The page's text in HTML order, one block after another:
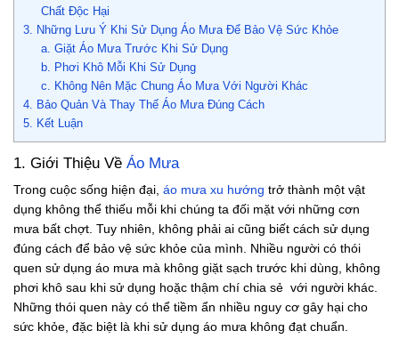
Chất Độc Hại
3. Những Lưu Ý Khi Sử Dụng Áo Mưa Để Bảo Vệ Sức Khỏe
a. Giặt Áo Mưa Trước Khi Sử Dụng
b. Phơi Khô Mỗi Khi Sử Dụng
c. Không Nên Mặc Chung Áo Mưa Với Người Khác
4. Bảo Quản Và Thay Thế Áo Mưa Đúng Cách
5. Kết Luận
1. Giới Thiệu Về Áo Mưa
Trong cuộc sống hiện đại, áo mưa xu hướng trở thành một vật
dụng không thể thiếu mỗi khi chúng ta đối mặt với những cơn
mưa bất chợt. Tuy nhiên, không phải ai cũng biết cách sử dụng
đúng cách để bảo vệ sức khỏe của mình. Nhiều người có thói
quen sử dụng áo mưa mà không giặt sạch trước khi dùng, không
phơi khô sau khi sử dụng hoặc thậm chí chia sẻ với người khác.
Những thói quen này có thể tiềm ẩn nhiều nguy cơ gây hại cho
sức khỏe, đặc biệt là khi sử dụng áo mưa không đạt chuẩn.